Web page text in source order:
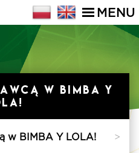
MENU
w BIMBA Y
w BIMBA Y LOLA! >